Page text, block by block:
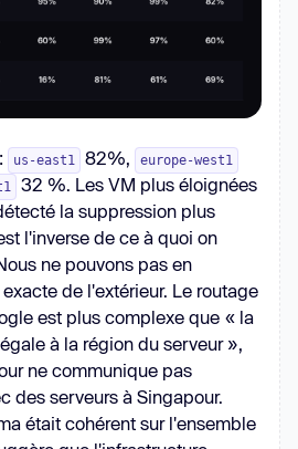
us-east1 82%, europe-west1
32 %. Les VM plus éloignées
la suppression plus
l'inverse de ce à quoi on
ne pouvons pas en
de l'extérieur. Le routage
est plus complexe que « la
à la région du serveur »,
ne communique pas
des serveurs à Singapour.
était cohérent sur l'ensemble